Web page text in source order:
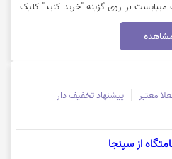
بر روی گزینه "خرید کنید" کلیک
معتبر پیشنهاد تخفیف دار